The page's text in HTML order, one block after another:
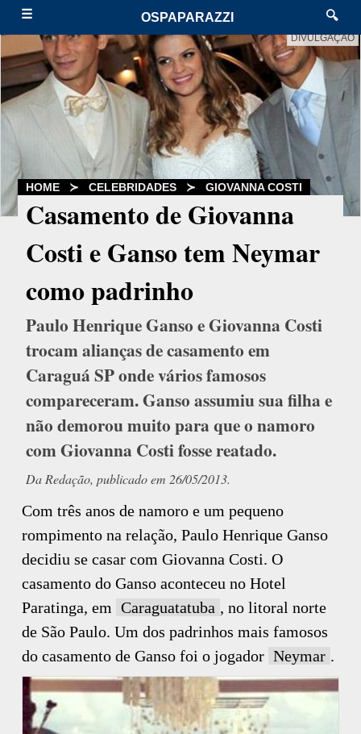
☰ OSPAPARAZZI 🔍
DIVULGAÇÃO
HOME ≻ CELEBRIDADES ≻ GIOVANNA COSTI
Casamento de Giovanna
Costi e Ganso tem Neymar
como padrinho
Paulo Henrique Ganso e Giovanna Costi
trocam alianças de casamento em
Caraguá SP onde vários famosos
compareceram. Ganso assumiu sua filha e
não demorou muito para que o namoro
com Giovanna Costi fosse reatado.
Da Redação, publicado em 26/05/2013.
Com três anos de namoro e um pequeno
rompimento na relação, Paulo Henrique Ganso
decidiu se casar com Giovanna Costi. O
casamento do Ganso aconteceu no Hotel
Paratinga, em Caraguatatuba , no litoral norte
de São Paulo. Um dos padrinhos mais famosos
do casamento de Ganso foi o jogador Neymar .